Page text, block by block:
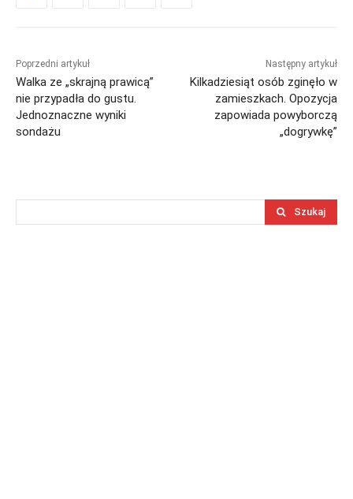
Poprzedni artykuł
Walka ze „skrajną prawicą”
nie przypadła do gustu.
Jednoznaczne wyniki
sondażu
Następny artykuł
Kilkadziesiąt osób zginęło w
zamieszkach. Opozycja
zapowiada powyborczą
„dogrywkę”
Szukaj